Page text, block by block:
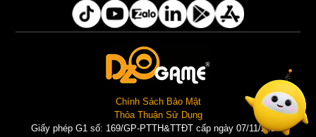
Chính Sách Bảo Mật
Thỏa Thuận Sử Dụng
Giấy phép G1 số: 169/GP-PTTH&TTĐT cấp ngày 07/11/2025 |